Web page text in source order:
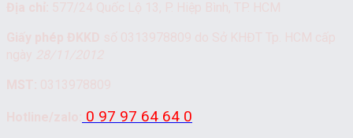
0 97 97 64 64 0